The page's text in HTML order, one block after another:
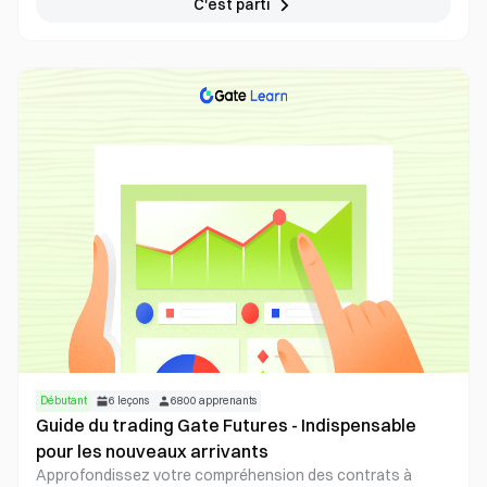
cours vous permettra d'acquérir une connaissance
approfondie des monnaies mimétiques, notamment de leur
C'est parti
Débutant 6 leçons 6800 apprenants
Guide du trading Gate Futures - Indispensable
pour les nouveaux arrivants
Approfondissez votre compréhension des contrats à